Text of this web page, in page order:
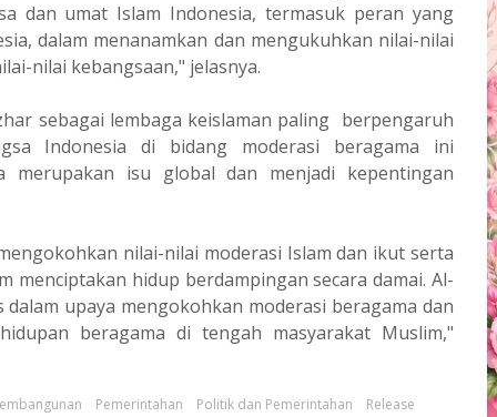
dan umat Islam Indonesia, termasuk peran yang
dalam menanamkan dan mengukuhkan nilai-nilai
nilai kebangsaan," jelasnya.
sebagai lembaga keislaman paling berpengaruh
Indonesia di bidang moderasi beragama ini
merupakan isu global dan menjadi kepentingan
nilai-nilai moderasi Islam dan ikut serta
menciptakan hidup berdampingan secara damai. Al-
upaya mengokohkan moderasi beragama dan
beragama di tengah masyarakat Muslim,"
Pemerintahan Politik dan Pemerintahan Release